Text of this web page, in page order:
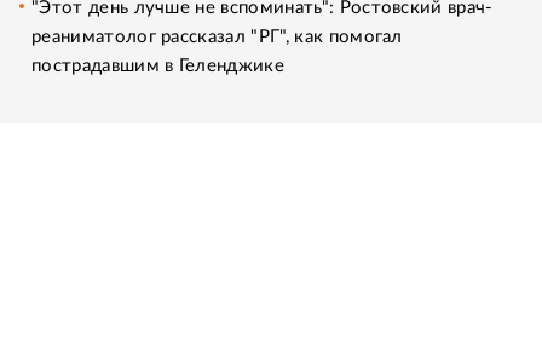
"Этот день лучше не вспоминать": Ростовский врач-
реаниматолог рассказал "РГ", как помогал
пострадавшим в Геленджике